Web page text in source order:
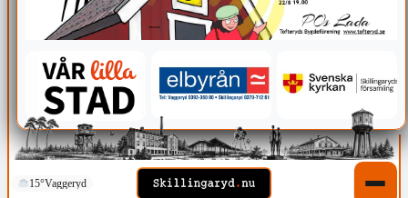
15°Vaggeryd